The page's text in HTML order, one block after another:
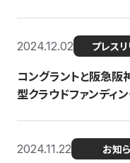
2024.12.02 プレス
コングラントと阪急阪
型クラウドファンディ
2024.11.22 お知